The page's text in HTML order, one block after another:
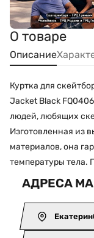
О товаре
Описание
Куртка для
Jacket Black
людей, любящих
Изготовленная из
материалов, она
температуры тела.
АДРЕСА